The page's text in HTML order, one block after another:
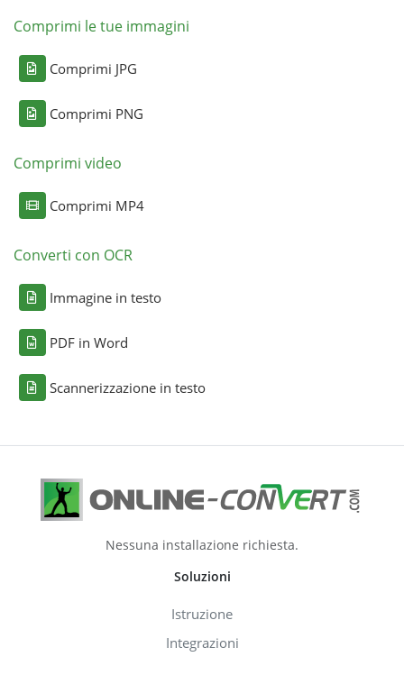
Comprimi le tue immagini
Comprimi JPG
Comprimi PNG
Comprimi video
Comprimi MP4
Converti con OCR
Immagine in testo
PDF in Word
Scannerizzazione in testo
Nessuna installazione richiesta.
Soluzioni
Istruzione
Integrazioni